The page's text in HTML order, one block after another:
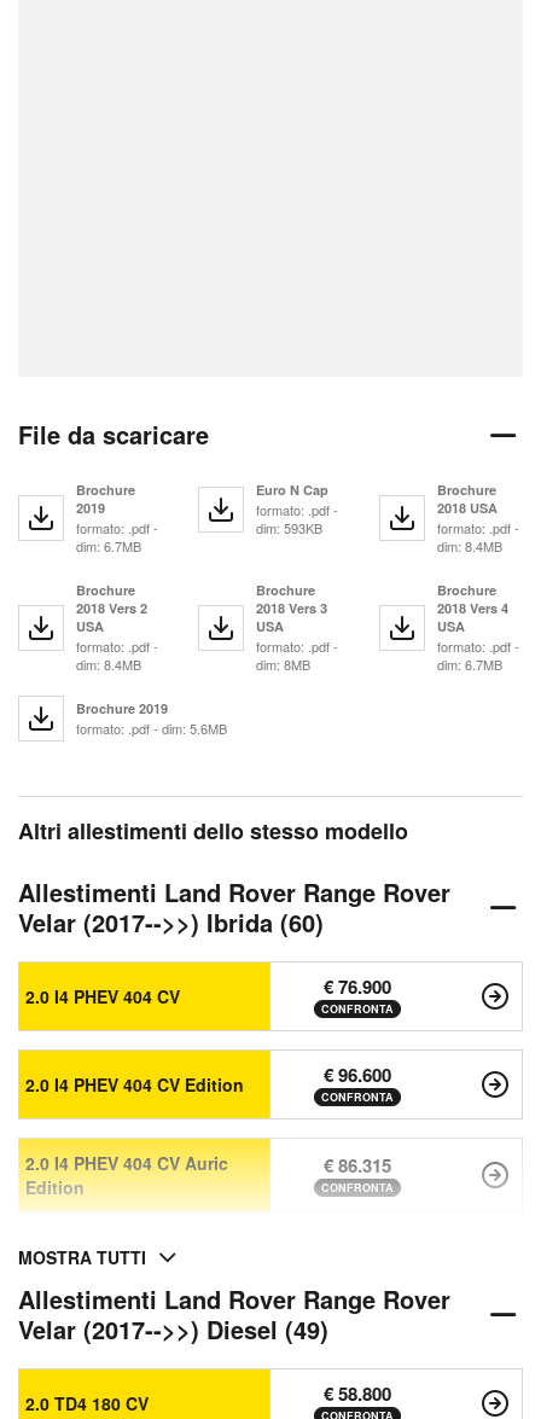
File da scaricare
Brochure
2019
formato: .pdf -
dim: 6.7MB
Euro N Cap
formato: .pdf -
dim: 593KB
Brochure
2018 USA
formato: .pdf -
dim: 8.4MB
Brochure
2018 Vers 2
USA
formato: .pdf -
dim: 8.4MB
Brochure
2018 Vers 3
USA
formato: .pdf -
dim: 8MB
Brochure
2018 Vers 4
USA
formato: .pdf -
dim: 6.7MB
Brochure 2019
formato: .pdf - dim: 5.6MB
Altri allestimenti dello stesso modello
Allestimenti Land Rover Range Rover
Velar (2017-->>) Ibrida (60)
2.0 I4 PHEV 404 CV € 76.900
CONFRONTA
2.0 I4 PHEV 404 CV Edition € 96.600
CONFRONTA
2.0 I4 PHEV 404 CV Auric
Edition
€ 86.315
CONFRONTA
MOSTRA TUTTI
Allestimenti Land Rover Range Rover
Velar (2017-->>) Diesel (49)
2.0 TD4 180 CV € 58.800